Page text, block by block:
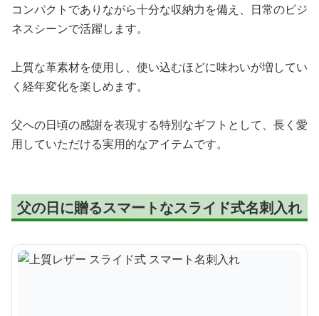
コンパクトでありながら十分な収納力を備え、日常のビジ
ネスシーンで活躍します。
上質な革素材を使用し、使い込むほどに味わいが増してい
く経年変化を楽しめます。
父への日頃の感謝を表現する特別なギフトとして、長く愛
用していただける実用的なアイテムです。
父の日に贈るスマートなスライド式名刺入れ